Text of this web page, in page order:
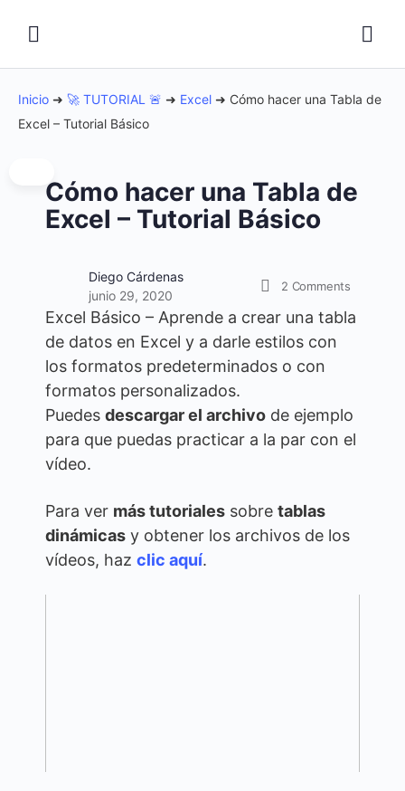
Inicio ➜ 🚀 TUTORIAL 🚨 ➜ Excel ➜ Cómo hacer una Tabla de
Excel – Tutorial Básico
Cómo hacer una Tabla de
Excel – Tutorial Básico
Diego Cárdenas
junio 29, 2020
2 Comments
Excel Básico – Aprende a crear una tabla
de datos en Excel y a darle estilos con
los formatos predeterminados o con
formatos personalizados.
Puedes descargar el archivo de ejemplo
para que puedas practicar a la par con el
vídeo.
Para ver más tutoriales sobre tablas
dinámicas y obtener los archivos de los
vídeos, haz clic aquí.